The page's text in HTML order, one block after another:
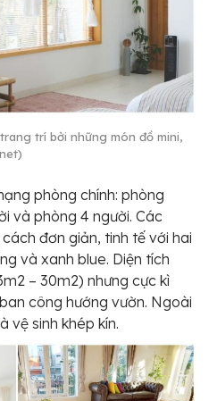
trí bởi những món đồ mini,
phòng chính: phòng
và phòng 4 người. Các
đơn giản, tinh tế với hai
và xanh blue. Diện tích
– 30m2) nhưng cực kì
công hướng vườn. Ngoài
vệ sinh khép kín.